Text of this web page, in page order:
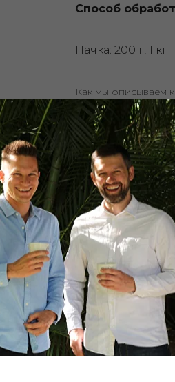
Способ
Пачка: 200 г, 1 кг
Как мы описываем
в зависимости от
заваривания.